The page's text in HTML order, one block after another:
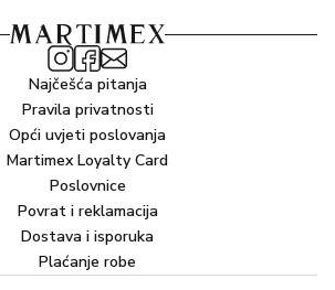
Najčešća pitanja
Pravila privatnosti
Opći uvjeti poslovanja
Martimex Loyalty Card
Poslovnice
Povrat i reklamacija
Dostava i isporuka
Plaćanje robe